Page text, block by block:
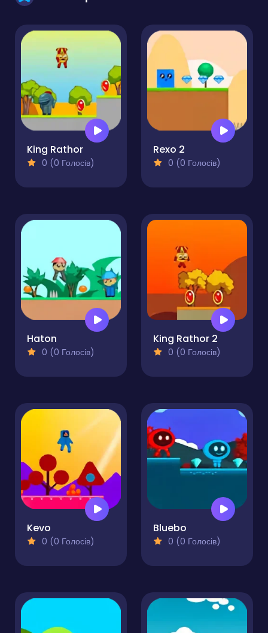
King Rathor
0 (0 Голосів)
Rexo 2
0 (0 Голосів)
Haton
0 (0 Голосів)
King Rathor 2
0 (0 Голосів)
Kevo
0 (0 Голосів)
Bluebo
0 (0 Голосів)